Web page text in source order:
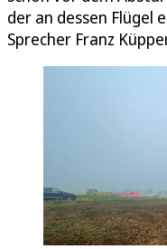
der an dessen Flügel
Sprecher Franz